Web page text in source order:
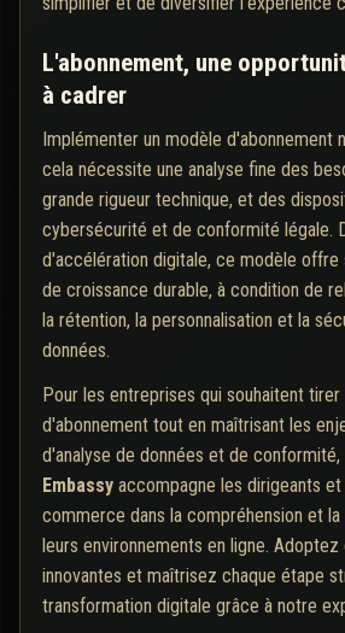
L'abonnement, une
à cadrer
Implémenter un modèle d'abonnement
cela nécessite une analyse fine des
grande rigueur technique, et des
cybersécurité et de conformité légale.
d'accélération digitale, ce modèle offre
de croissance durable, à condition de
la rétention, la personnalisation et la
données.
Pour les entreprises qui souhaitent
d'abonnement tout en maîtrisant les
d'analyse de données et de conformité,
Embassy accompagne les dirigeants
commerce dans la compréhension et
leurs environnements en ligne.
innovantes et maîtrisez chaque étape
transformation digitale grâce à notre